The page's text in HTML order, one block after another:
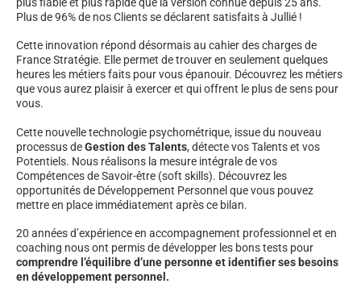
Plus de 96% de nos Clients se déclarent satisfaits à Jullié !
Cette innovation répond désormais au cahier des charges de
France Stratégie. Elle permet de trouver en seulement quelques
heures les métiers faits pour vous épanouir. Découvrez les métiers
que vous aurez plaisir à exercer et qui offrent le plus de sens pour
vous.
Cette nouvelle technologie psychométrique, issue du nouveau
processus deGestion des Talents, détecte vos Talents et vos
Potentiels. Nous réalisons la mesure intégrale de vos
Compétences de Savoir-être (soft skills). Découvrez les
opportunités de Développement Personnel que vous pouvez
mettre en place immédiatement après ce bilan.
20 années d’expérience en accompagnement professionnel et en
coaching nous ont permis de développer les bons tests pour
comprendre l’équilibre d’une personne et identifier ses besoins
en développement personnel.